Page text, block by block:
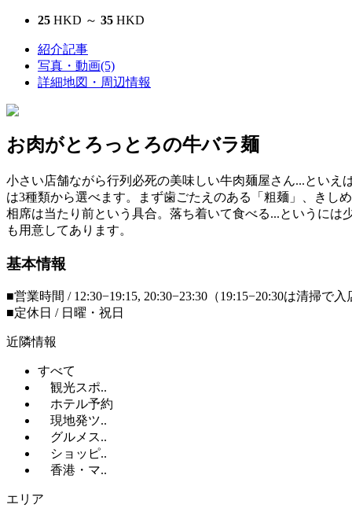
25 HKD ～ 35 HKD
紹介記事
写真・動画(5)
詳細地図・周辺情報
お肉がとろっとろの牛バラ麺
小さい店舗ながら行列必死の美味しい牛肉麺屋さん...とい
は3種類から選べます。まず歯ごたえのある「粗麺」、きし
相席は当たり前という具合。落ち着いて食べる...というに
も用意してあります。
基本情報
■営業時間 / 12:30−19:15, 20:30−23:30（19:15−20:30は清掃で
■定休日 / 日曜・祝日
近隣情報
すべて
観光スポ..
ホテル予約
現地発ツ..
グルメス..
ショッピ..
香港・マ..
エリア